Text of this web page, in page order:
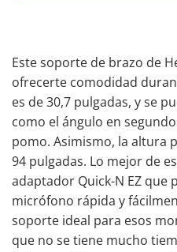
Este soporte de brazo de
ofrecerte comodidad
es de 30,7 pulgadas, y se
como el ángulo en
pomo. Asimismo, la altura
94 pulgadas. Lo mejor de
adaptador Quick-N EZ que
micrófono rápida y
soporte ideal para esos
que no se tiene mucho